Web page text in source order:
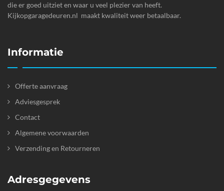
die er goed uitziet en waar u veel plezier van heeft.
Kijkopgaragedeuren.nl maakt kwaliteit weer betaalbaar.
Informatie
Offerte aanvraag
Adviesgesprek
Contact
Algemene voorwaarden
Verzending en Retourneren
Adresgegevens